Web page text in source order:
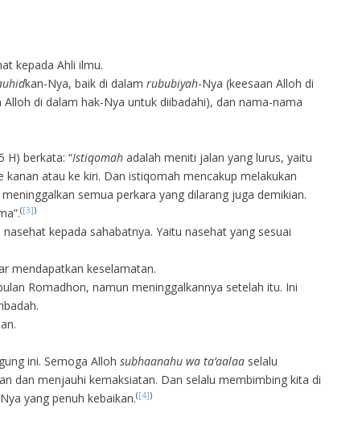
kepada Ahli ilmu.
kan-Nya, baik di dalam rububiyah-Nya (keesaan Alloh di
Alloh di dalam hak-Nya untuk diibadahi), dan nama-nama
H) berkata: “Istiqomah adalah meniti jalan yang lurus, yaitu
atau ke kiri. Dan istiqomah mencakup melakukan
semua perkara yang dilarang juga demikian.
([3])
mendapatkan keselamatan.
Romadhon, namun meninggalkannya setelah itu. Ini
ini. Semoga Alloh subhaanahu wa ta’aalaa selalu
dan menjauhi kemaksiatan. Dan selalu membimbing kita di
yang penuh kebaikan.([4])